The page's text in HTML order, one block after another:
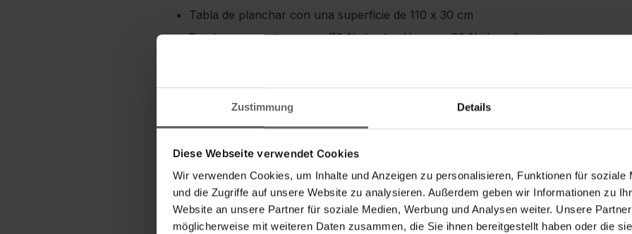
Zustimmung Details
Diese Webseite verwendet Cookies
Wir verwenden Cookies, um Inhalte und Anzeigen zu personalisieren, Funktionen für soziale
und die Zugriffe auf unsere Website zu analysieren. Außerdem geben wir Informationen zu
Website an unsere Partner für soziale Medien, Werbung und Analysen weiter. Unsere
möglicherweise mit weiteren Daten zusammen, die Sie ihnen bereitgestellt haben oder die
Tabla de planchar con una superficie de 110 x 30 cm
Funda compuesta por un 70 % de algodón y un 30 % de poliuretano
Advertencias de seguridad